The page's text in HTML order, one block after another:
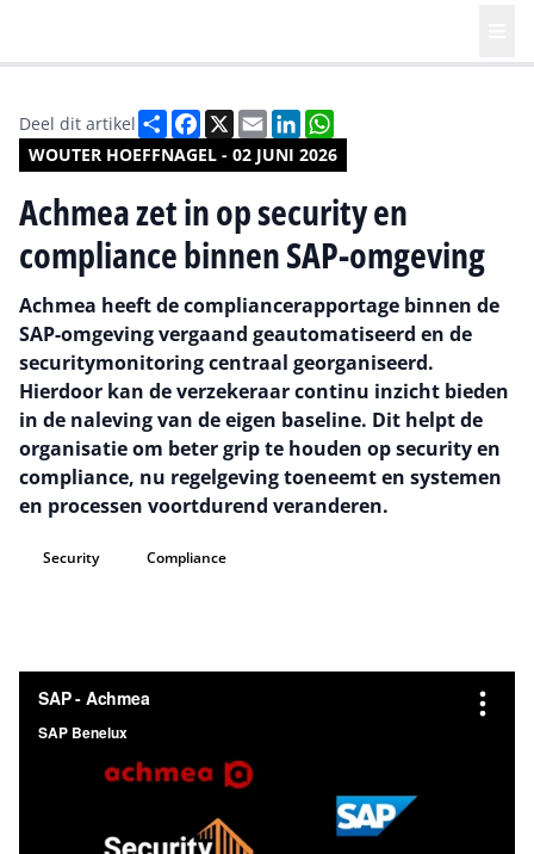
WOUTER HOEFFNAGEL - 02 JUNI 2026
Deel dit artikel DeelFacebook
X EmailLinkedIn
Achmea zet in op security en
compliance binnen SAP-omgeving
Achmea heeft de compliancerapportage binnen de
SAP-omgeving vergaand geautomatiseerd en de
securitymonitoring centraal georganiseerd.
Hierdoor kan de verzekeraar continu inzicht bieden
in de naleving van de eigen baseline. Dit helpt de
organisatie om beter grip te houden op security en
compliance, nu regelgeving toeneemt en systemen
en processen voortdurend veranderen.
Security Compliance